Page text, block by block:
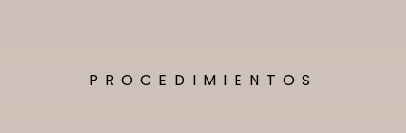
PROCEDIMIENTOS